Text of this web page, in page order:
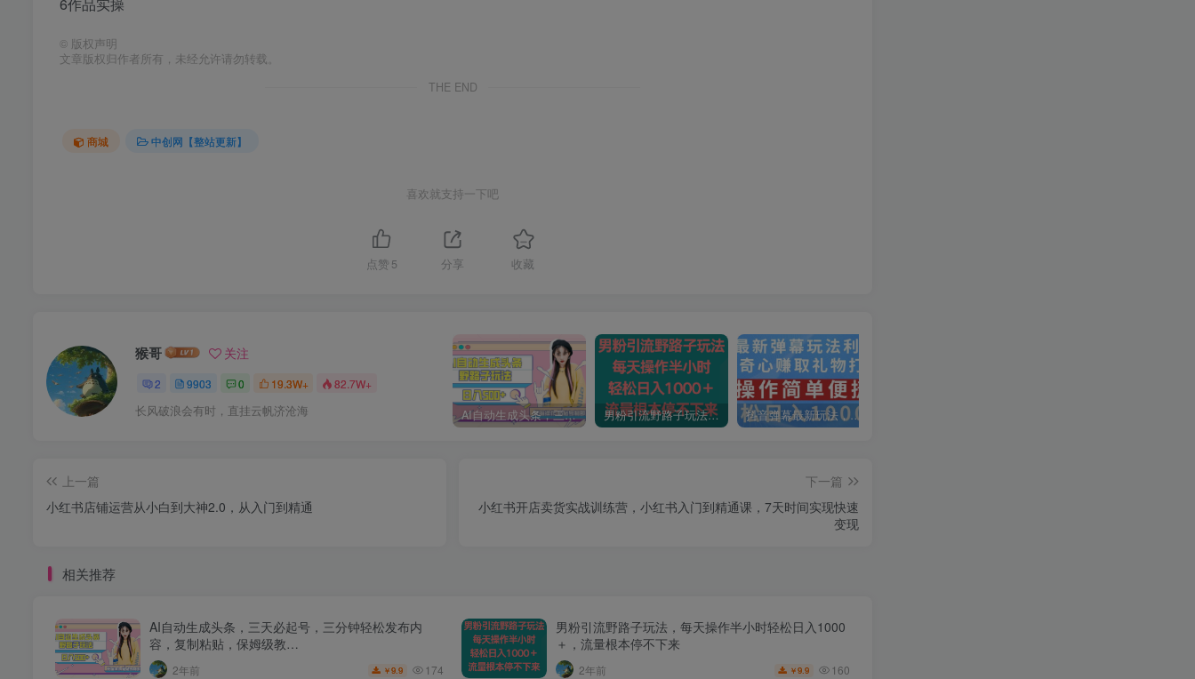
6作品实操
© 版权声明
文章版权归作者所有，未经允许请勿转载。
THE END
商城 中创网【整站更新】
喜欢就支持一下吧
点赞 5 分享 收藏
猴哥 关注
2 9903 0 19.3W+ 82.7W+
长风破浪会有时，直挂云帆济沧海 AI自动生成头条，三天必起号，三分钟轻松发布内容，复制粘贴，保姆级教… 男粉引流野路子玩法，每天操作半小时轻松日入1000＋，流量根本停不下来 抖音弹幕最新玩法，利用粉丝好奇心赚取礼物打赏，轻松日入1000+
上一篇
小红书店铺运营从小白到大神2.0，从入门到精通
下一篇
小红书开店卖货实战训练营，小红书入门到精通课，7天时间实现快速
变现
相关推荐
AI自动生成头条，三天必起号，三分钟轻松发布内
容，复制粘贴，保姆级教…
2年前 ￥9.9 174
男粉引流野路子玩法，每天操作半小时轻松日入1000
＋，流量根本停不下来
2年前 ￥9.9 160